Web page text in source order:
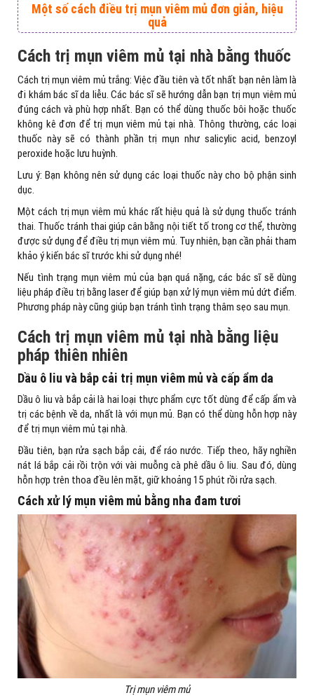
Một số cách điều trị mụn viêm mủ đơn giản, hiệu
quả
Cách trị mụn viêm mủ tại nhà bằng thuốc
Cách trị mụn viêm mủ trắng: Việc đầu tiên và tốt nhất bạn nên làm là
đi khám bác sĩ da liễu. Các bác sĩ sẽ hướng dẫn bạn trị mụn viêm mủ
đúng cách và phù hợp nhất. Bạn có thể dùng thuốc bôi hoặc thuốc
không kê đơn để trị mụn viêm mủ tại nhà. Thông thường, các loại
thuốc này sẽ có thành phần trị mụn như salicylic acid, benzoyl
peroxide hoặc lưu huỳnh.
Lưu ý: Bạn không nên sử dụng các loại thuốc này cho bộ phận sinh
dục.
Một cách trị mụn viêm mủ khác rất hiệu quả là sử dụng thuốc tránh
thai. Thuốc tránh thai giúp cân bằng nội tiết tố trong cơ thể, thường
được sử dụng để điều trị mụn viêm mủ. Tuy nhiên, bạn cần phải tham
khảo ý kiến bác sĩ trước khi sử dụng nhé!
Nếu tình trạng mụn viêm mủ của bạn quá nặng, các bác sĩ sẽ dùng
liệu pháp điều trị bằng laser để giúp bạn xử lý mụn viêm mủ dứt điểm.
Phương pháp này cũng giúp bạn tránh tình trạng thâm sẹo sau mụn.
Cách trị mụn viêm mủ tại nhà bằng liệu
pháp thiên nhiên
Dầu ô liu và bắp cải trị mụn viêm mủ và cấp ẩm da
Dầu ô liu và bắp cải là hai loại thực phẩm cực tốt dùng để cấp ẩm và
trị các bệnh về da, nhất là với mụn mủ. Bạn có thể dùng hỗn hợp này
để trị mụn viêm mủ tại nhà.
Đầu tiên, bạn rửa sạch bắp cải, để ráo nước. Tiếp theo, hãy nghiền
nát lá bắp cải rồi trộn với vài muỗng cà phê dầu ô liu. Sau đó, dùng
hỗn hợp trên thoa đều lên mặt, giữ khoảng 15 phút rồi rửa sạch.
Cách xử lý mụn viêm mủ bằng nha đam tươi
Trị mụn viêm mủ